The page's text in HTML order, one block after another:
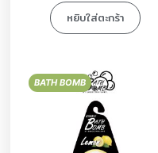
หยิบใส่ตะกร้า
BATH BOMB